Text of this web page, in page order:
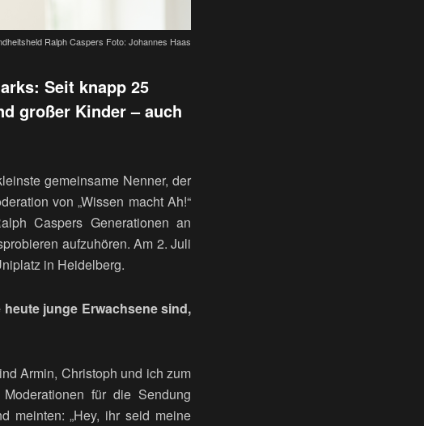
Ralph Caspers Foto: Johannes Haas
Seit knapp 25
großer Kinder – auch
gemeinsame Nenner, der
von „Wissen macht Ah!“
Caspers Generationen an
aufzuhören. Am 2. Juli
in Heidelberg.
junge Erwachsene sind,
Armin, Christoph und ich zum
für die Sendung
meinten: „Hey, ihr seid meine